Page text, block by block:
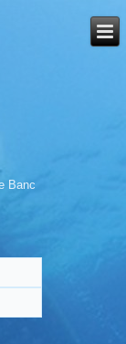
Banc